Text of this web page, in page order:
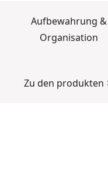
Aufbewahrung &
Organisation
Zu den produkten